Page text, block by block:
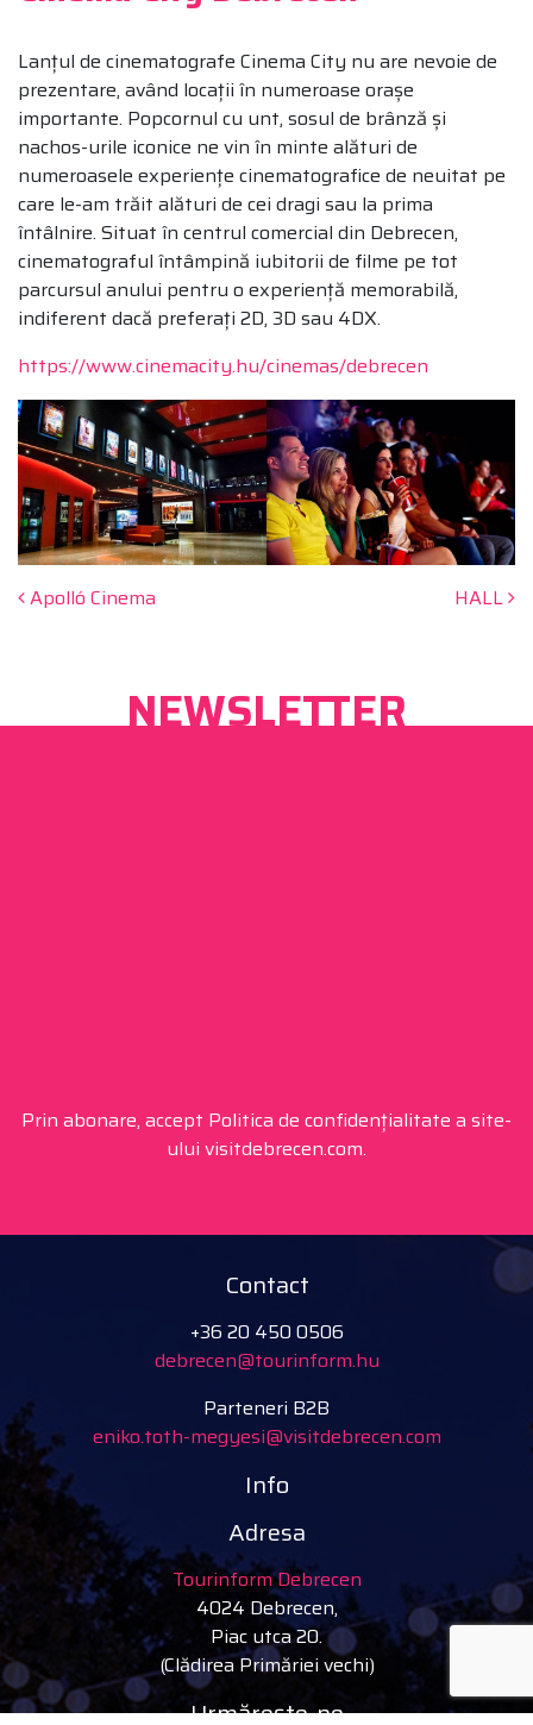
Lanțul de cinematografe Cinema City nu are nevoie de
prezentare, având locații în numeroase orașe
importante. Popcornul cu unt, sosul de brânză și
nachos-urile iconice ne vin în minte alături de
numeroasele experiențe cinematografice de neuitat pe
care le-am trăit alături de cei dragi sau la prima
întâlnire. Situat în centrul comercial din Debrecen,
cinematograful întâmpină iubitorii de filme pe tot
parcursul anului pentru o experiență memorabilă,
indiferent dacă preferați 2D, 3D sau 4DX.
https://www.cinemacity.hu/cinemas/debrecen
Post navigation
Apolló Cinema HALL
NEWSLETTER
Prin abonare, accept Politica de confidențialitate a site-
ului visitdebrecen.com.
Contact
+36 20 450 0506
debrecen@tourinform.hu
Parteneri B2B
eniko.toth-megyesi@visitdebrecen.com
Info
Adresa
Tourinform Debrecen
4024 Debrecen,
Piac utca 20.
(Clădirea Primăriei vechi)
Urmărește-ne